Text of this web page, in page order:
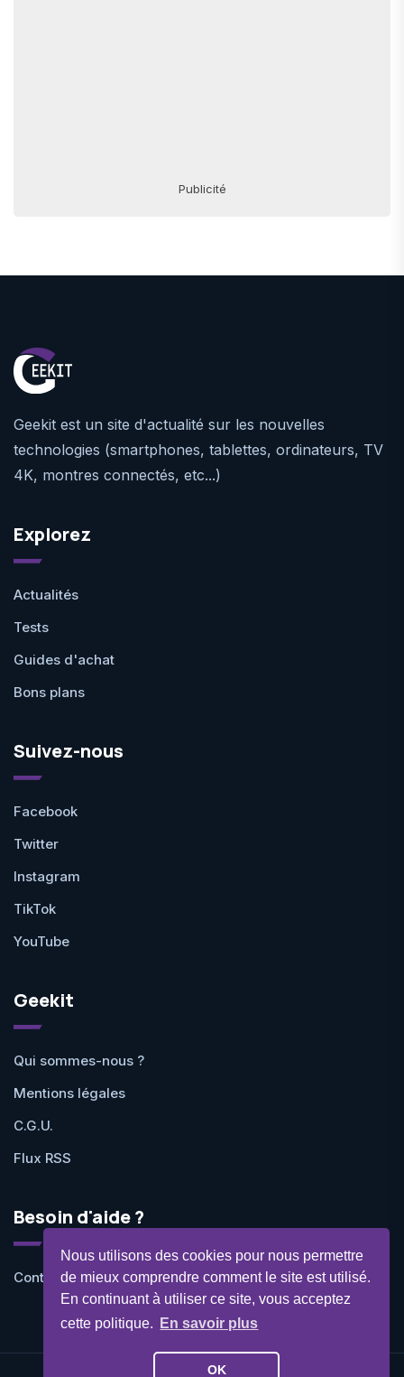
Nous utilisons des cookies pour nous permettre
de mieux comprendre comment le site est utilisé.
En continuant à utiliser ce site, vous acceptez
cette politique.
En savoir plus
OK
Publicité
Geekit est un site d'actualité sur les nouvelles
technologies (smartphones, tablettes, ordinateurs, TV
4K, montres connectés, etc...)
Explorez
Actualités
Tests
Guides d'achat
Bons plans
Suivez-nous
Facebook
Twitter
Instagram
TikTok
YouTube
Geekit
Qui sommes-nous ?
Mentions légales
C.G.U.
Flux RSS
Besoin d'aide ?
Contactez-nous